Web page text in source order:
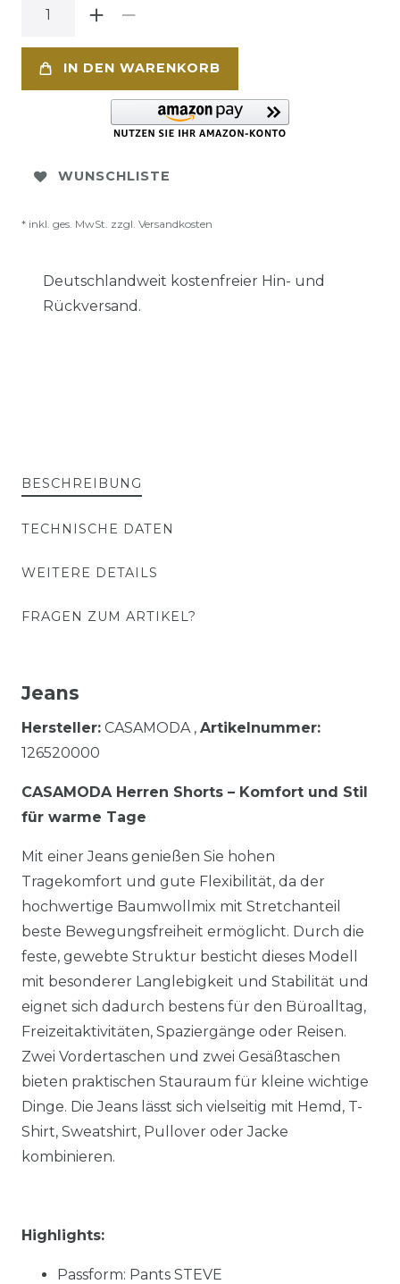
IN DEN WARENKORB
WUNSCHLISTE
* inkl. ges. MwSt. zzgl. Versandkosten
Deutschlandweit kostenfreier Hin- und
Rückversand.
BESCHREIBUNG
TECHNISCHE DATEN
WEITERE DETAILS
FRAGEN ZUM ARTIKEL?
Jeans
Hersteller: CASAMODA , Artikelnummer:
126520000
CASAMODA Herren Shorts – Komfort und Stil
für warme Tage
Mit einer Jeans genießen Sie hohen
Tragekomfort und gute Flexibilität, da der
hochwertige Baumwollmix mit Stretchanteil
beste Bewegungsfreiheit ermöglicht. Durch die
feste, gewebte Struktur besticht dieses Modell
mit besonderer Langlebigkeit und Stabilität und
eignet sich dadurch bestens für den Büroalltag,
Freizeitaktivitäten, Spaziergänge oder Reisen.
Zwei Vordertaschen und zwei Gesäßtaschen
bieten praktischen Stauraum für kleine wichtige
Dinge. Die Jeans lässt sich vielseitig mit Hemd, T-
Shirt, Sweatshirt, Pullover oder Jacke
kombinieren.
Highlights:
Passform: Pants STEVE